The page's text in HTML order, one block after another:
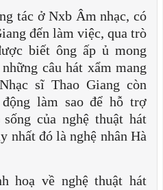
tác ở Nxb Âm nhạc, có
đến làm việc, qua trò
biết ông ấp ủ mong
câu hát xẩm mang
sĩ Thao Giang còn
làm sao để hỗ trợ
của nghệ thuật hát
nhất đó là nghệ nhân Hà
hoạ về nghệ thuật hát